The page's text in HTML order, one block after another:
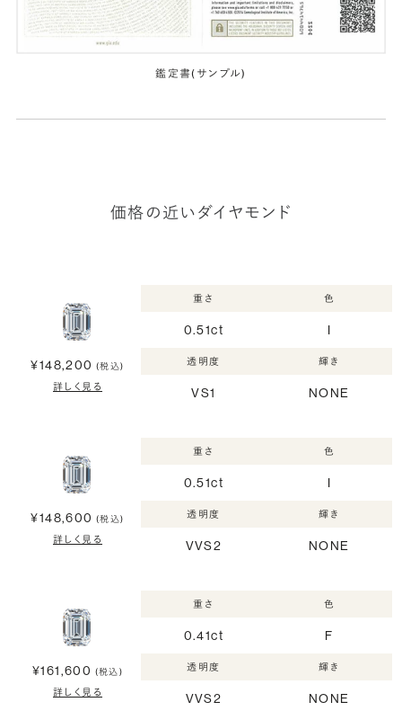
鑑定書(サンプル)
価格の近いダイヤモンド
¥148,200 (税込)
詳しく見る
重さ
0.51ct
色
I
透明度
VS1
輝き
NONE
¥148,600 (税込)
詳しく見る
重さ
0.51ct
色
I
透明度
VVS2
輝き
NONE
¥161,600 (税込)
詳しく見る
重さ
0.41ct
色
F
透明度
VVS2
輝き
NONE